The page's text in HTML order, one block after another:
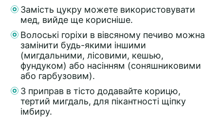
Замість цукру можете використовувати
мед, вийде ще корисніше.
Волоські горіхи в вівсяному печиво можна
замінити будь-якими іншими
(мигдальними, лісовими, кешью,
фундуком) або насінням (соняшниковими
або гарбузовим).
З приправ в тісто додавайте корицю,
тертий мигдаль, для пікантності щіпку
імбиру.